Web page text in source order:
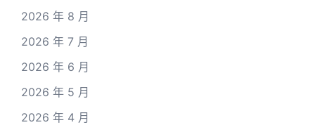
2026 年 8 月
2026 年 7 月
2026 年 6 月
2026 年 5 月
2026 年 4 月